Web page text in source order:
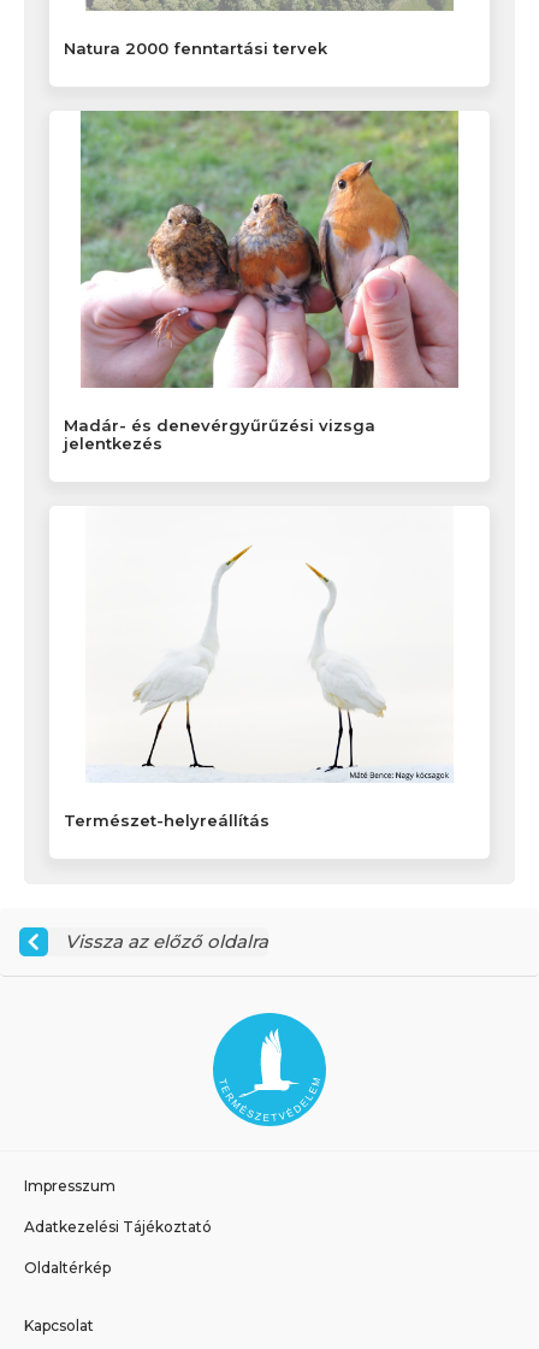
Natura 2000 fenntartási tervek
Madár- és denevérgyűrűzési vizsga
jelentkezés
Természet-helyreállítás
Vissza az előző oldalra
Impresszum
Adatkezelési Tájékoztató
Oldaltérkép
Kapcsolat